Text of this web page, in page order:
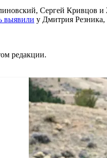
Сергей Кривцов и
выявили у Дмитрия
редакции.